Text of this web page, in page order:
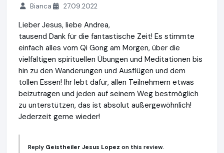
Bianca 27.09.2022
Lieber Jesus, liebe Andrea,
tausend Dank für die fantastische Zeit! Es stimmte
einfach alles vom Qi Gong am Morgen, über die
vielfältigen spirituellen Übungen und Meditationen bis
hin zu den Wanderungen und Ausflügen und dem
tollen Essen! Ihr lebt dafür, allen Teilnehmern etwas
beizutragen und jeden auf seinem Weg bestmöglich
zu unterstützen, das ist absolut außergewöhnlich!
Jederzeit gerne wieder!
Reply Geistheiler Jesus Lopez on this review.